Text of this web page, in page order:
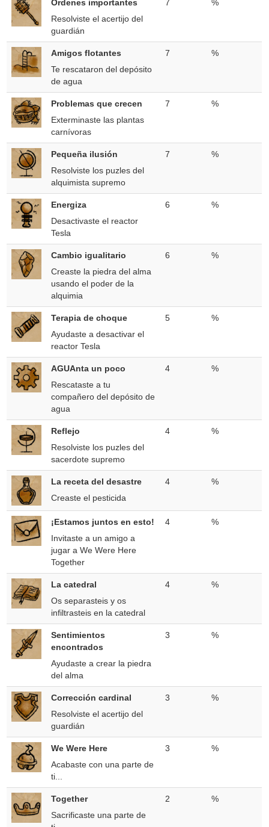
Órdenes importantes
Resolviste el acertijo del
guardián
7 %
Amigos flotantes
Te rescataron del depósito
de agua
7 %
Problemas que crecen
Exterminaste las plantas
carnívoras
7 %
Pequeña ilusión
Resolviste los puzles del
alquimista supremo
7 %
Energiza
Desactivaste el reactor
Tesla
6 %
Cambio igualitario
Creaste la piedra del alma
usando el poder de la
alquimia
6 %
Terapia de choque
Ayudaste a desactivar el
reactor Tesla
5 %
AGUAnta un poco
Rescataste a tu
compañero del depósito de
agua
4 %
Reflejo
Resolviste los puzles del
sacerdote supremo
4 %
La receta del desastre
Creaste el pesticida
4 %
¡Estamos juntos en esto!
Invitaste a un amigo a
jugar a We Were Here
Together
4 %
La catedral
Os separasteis y os
infiltrasteis en la catedral
4 %
Sentimientos
encontrados
Ayudaste a crear la piedra
del alma
3 %
Corrección cardinal
Resolviste el acertijo del
guardián
3 %
We Were Here
Acabaste con una parte de
ti...
3 %
Together
Sacrificaste una parte de
2 %